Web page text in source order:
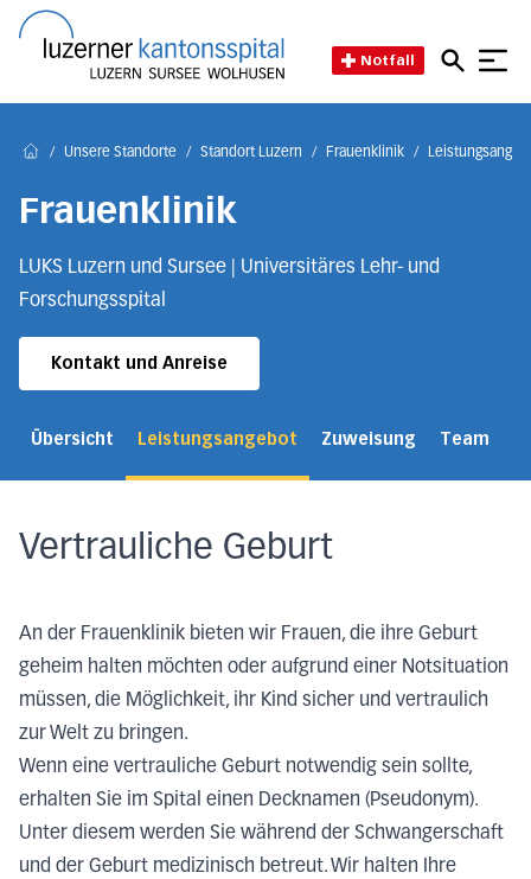
Notfall
/ Unsere Standorte / Standort Luzern / Frauenklinik /
Frauenklinik
LUKS Luzern und Sursee | Universitäres Lehr- und
Forschungsspital
Kontakt und Anreise
Übersicht Leistungsangebot Zuweisung Team
Vertrauliche Geburt
An der Frauenklinik bieten wir Frauen, die ihre Geburt
geheim halten möchten oder aufgrund einer Notsituation
müssen, die Möglichkeit, ihr Kind sicher und vertraulich
zur Welt zu bringen.
Wenn eine vertrauliche Geburt notwendig sein sollte,
erhalten Sie im Spital einen Decknamen (Pseudonym).
Unter diesem werden Sie während der Schwangerschaft
und der Geburt medizinisch betreut. Wir halten Ihre